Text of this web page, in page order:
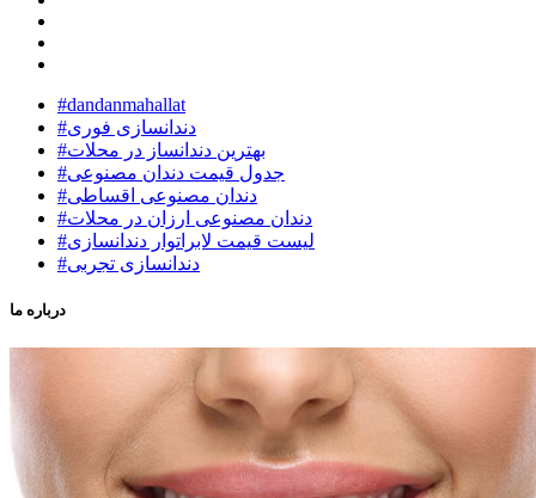
#dandanmahallat
#دندانسازی فوری
#بهترين دندانساز در محلات
#جدول قیمت دندان مصنوعی
#دندان مصنوعی اقساطی
#دندان مصنوعی ارزان در محلات
#لیست قیمت لابراتوار دندانسازی
#دندانسازی تجربی
درباره ما